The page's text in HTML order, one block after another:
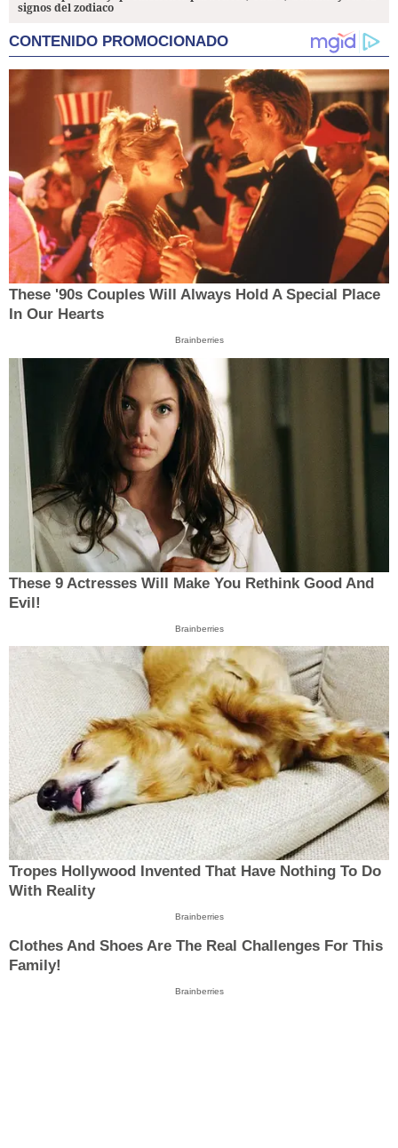
signos del zodiaco
CONTENIDO PROMOCIONADO
These '90s Couples Will Always Hold A Special Place
In Our Hearts
Brainberries
These 9 Actresses Will Make You Rethink Good And
Evil!
Brainberries
Tropes Hollywood Invented That Have Nothing To Do
With Reality
Brainberries
Clothes And Shoes Are The Real Challenges For This
Family!
Brainberries